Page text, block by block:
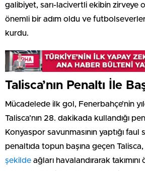
galibiyet, sarı-lacivertli ekibin zirveye
önemli bir adım oldu ve
kurdu.
Talisca’nın Penaltı İle
Mücadelede ilk gol, Fenerbahçe’nin
Talisca’nın 28. dakikada kullandığı
Konyaspor savunmasının yaptığı faul
penaltıda topun başına geçen
şekilde ağları havalandırarak